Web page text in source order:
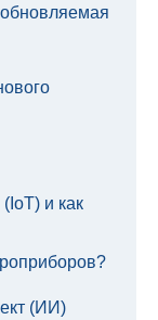
и как
(ИИ)